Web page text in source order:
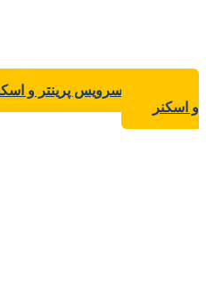
تعمیر و سرویس پرینتر و
و اسکنر